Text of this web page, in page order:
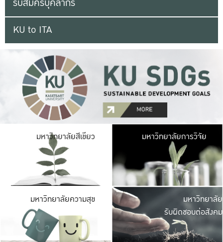
KU to ITA
มหาวิทยาลัยสีเขียว มหาวิ
มีพื้นที่เขียวสดใส
เป็นป่าในเมือง เกษต
มหาวิทยาลัยการวิจัย
มหาวิทยาลัยความสุข มหาวิ
ค
เปิดประ
และพบเรื่องราวใ
มหาวิทยาลัย
รับผิดชอบต่อสังคม